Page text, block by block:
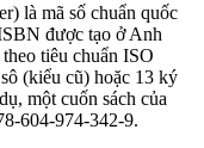
là mã số chuẩn quốc
được tạo ở Anh
tiêu chuẩn ISO
(kiểu cũ) hoặc 13 ký
một cuốn sách của
604-974-342-9.